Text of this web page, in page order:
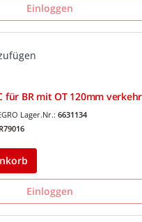
Einloggen
für BR mit OT 120mm
Lager.Nr.: 6631134
Einloggen